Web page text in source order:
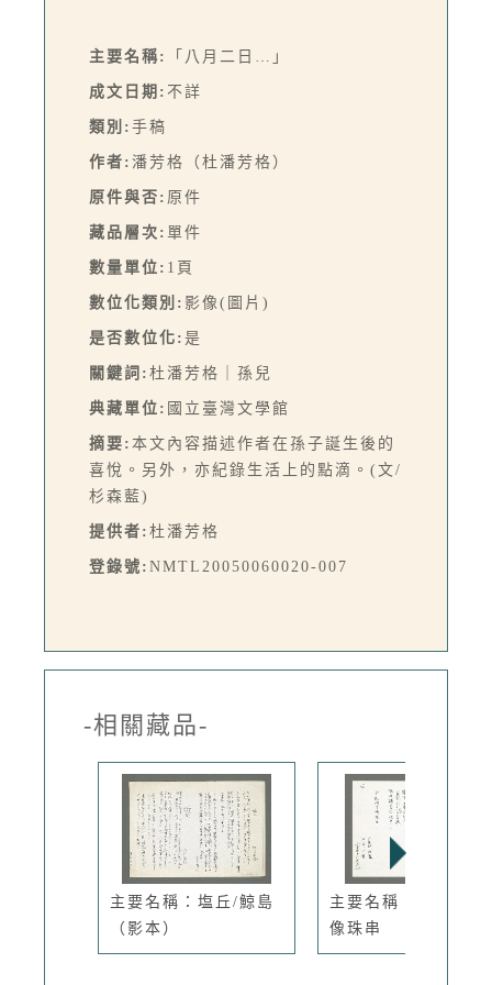
主要名稱: 「八月二日…」
成文日期: 不詳
類別: 手稿
作者: 潘芳格（杜潘芳格）
原件與否: 原件
藏品層次: 單件
數量單位: 1頁
數位化類別: 影像(圖片)
是否數位化: 是
關鍵詞: 杜潘芳格｜孫兒
典藏單位: 國立臺灣文學館
摘要: 本文內容描述作者在孫子誕生後的
喜悅。另外，亦紀錄生活上的點滴。(文/
杉森藍)
提供者: 杜潘芳格
登錄號: NMTL20050060020-007
-相關藏品-
主要名稱：塩丘/鯨島
（影本）
主要名稱：月桃結子
像珠串